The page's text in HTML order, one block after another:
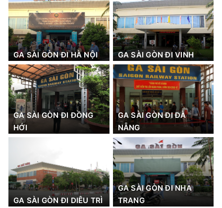
GA SÀI GÒN ĐI HÀ NỘI GA SÀI GÒN ĐI VINH
GA SÀI GÒN ĐI ĐỒNG
HỚI
GA SÀI GÒN ĐI ĐÀ
NẴNG
GA SÀI GÒN ĐI DIÊU TRÌ
GA SÀI GÒN ĐI NHA
TRANG